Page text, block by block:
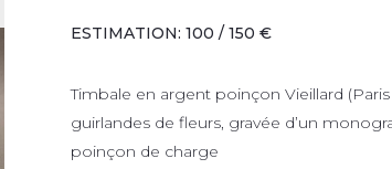
ESTIMATION: 100 / 150 €
Timbale en argent poinçon Vieillard (Paris
guirlandes de fleurs, gravée d’un
poinçon de charge